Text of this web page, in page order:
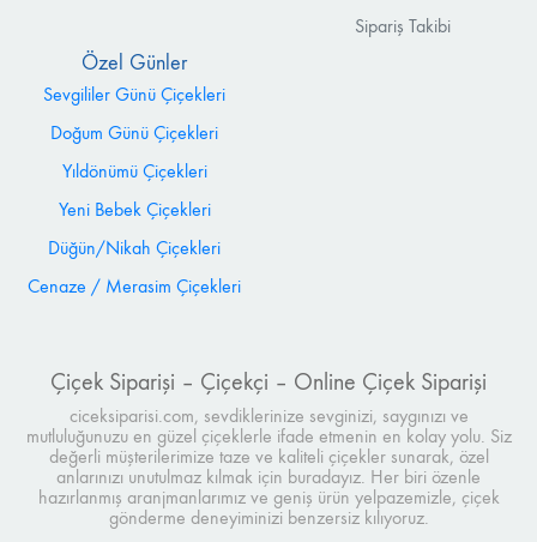
Sipariş Takibi
Özel Günler
Sevgililer Günü Çiçekleri
Doğum Günü Çiçekleri
Yıldönümü Çiçekleri
Yeni Bebek Çiçekleri
Düğün/Nikah Çiçekleri
Cenaze / Merasim Çiçekleri
Çiçek Siparişi – Çiçekçi – Online Çiçek Siparişi
ciceksiparisi.com, sevdiklerinize sevginizi, saygınızı ve
mutluluğunuzu en güzel çiçeklerle ifade etmenin en kolay yolu. Siz
değerli müşterilerimize taze ve kaliteli çiçekler sunarak, özel
anlarınızı unutulmaz kılmak için buradayız. Her biri özenle
hazırlanmış aranjmanlarımız ve geniş ürün yelpazemizle, çiçek
gönderme deneyiminizi benzersiz kılıyoruz.